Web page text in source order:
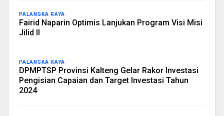
PALANGKA RAYA
Fairid Naparin Optimis Lanjukan Program Visi Misi
Jilid II
PALANGKA RAYA
DPMPTSP Provinsi Kalteng Gelar Rakor Investasi
Pengisian Capaian dan Target Investasi Tahun
2024